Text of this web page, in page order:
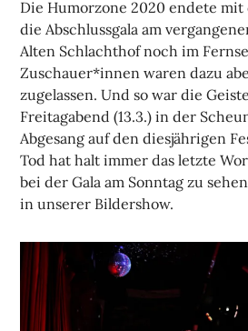
Die Humorzone 2020 endete mit
die Abschlussgala am
Alten Schlachthof noch im
Zuschauer*innen waren dazu
zugelassen. Und so war die
Freitagabend (13.3.) in der
Abgesang auf den diesjährigen
Tod hat halt immer das letzte
bei der Gala am Sonntag zu
in unserer Bildershow.